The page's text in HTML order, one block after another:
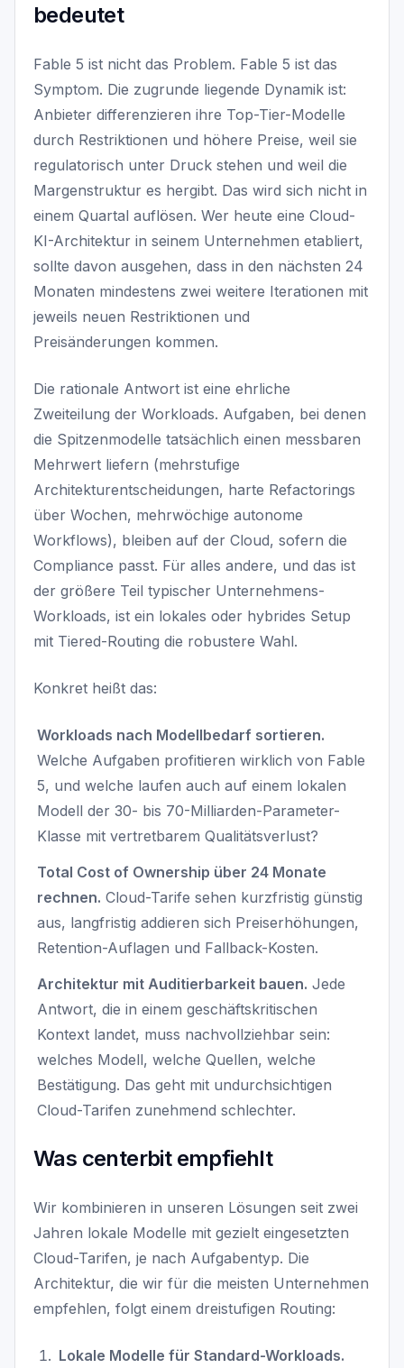
bedeutet
Fable 5 ist nicht das Problem. Fable 5 ist das
Symptom. Die zugrunde liegende Dynamik ist:
Anbieter differenzieren ihre Top-Tier-Modelle
durch Restriktionen und höhere Preise, weil sie
regulatorisch unter Druck stehen und weil die
Margenstruktur es hergibt. Das wird sich nicht in
einem Quartal auflösen. Wer heute eine Cloud-
KI-Architektur in seinem Unternehmen etabliert,
sollte davon ausgehen, dass in den nächsten 24
Monaten mindestens zwei weitere Iterationen mit
jeweils neuen Restriktionen und
Preisänderungen kommen.
Die rationale Antwort ist eine ehrliche
Zweiteilung der Workloads. Aufgaben, bei denen
die Spitzenmodelle tatsächlich einen messbaren
Mehrwert liefern (mehrstufige
Architekturentscheidungen, harte Refactorings
über Wochen, mehrwöchige autonome
Workflows), bleiben auf der Cloud, sofern die
Compliance passt. Für alles andere, und das ist
der größere Teil typischer Unternehmens-
Workloads, ist ein lokales oder hybrides Setup
mit Tiered-Routing die robustere Wahl.
Konkret heißt das:
Workloads nach Modellbedarf sortieren.
Welche Aufgaben profitieren wirklich von Fable
5, und welche laufen auch auf einem lokalen
Modell der 30- bis 70-Milliarden-Parameter-
Klasse mit vertretbarem Qualitätsverlust?
Total Cost of Ownership über 24 Monate
rechnen. Cloud-Tarife sehen kurzfristig günstig
aus, langfristig addieren sich Preiserhöhungen,
Retention-Auflagen und Fallback-Kosten.
Architektur mit Auditierbarkeit bauen. Jede
Antwort, die in einem geschäftskritischen
Kontext landet, muss nachvollziehbar sein:
welches Modell, welche Quellen, welche
Bestätigung. Das geht mit undurchsichtigen
Cloud-Tarifen zunehmend schlechter.
Was centerbit empfiehlt
Wir kombinieren in unseren Lösungen seit zwei
Jahren lokale Modelle mit gezielt eingesetzten
Cloud-Tarifen, je nach Aufgabentyp. Die
Architektur, die wir für die meisten Unternehmen
empfehlen, folgt einem dreistufigen Routing:
Lokale Modelle für Standard-Workloads.